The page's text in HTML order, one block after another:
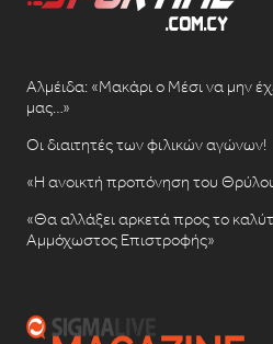
Αλμέιδα: «Μακάρι ο Μέσι να μην
μας…»
Οι διαιτητές των φιλικών αγώνων!
«Η ανοικτή προπόνηση του
«Θα αλλάξει αρκετά προς το
Αμμόχωστος Επιστροφής»